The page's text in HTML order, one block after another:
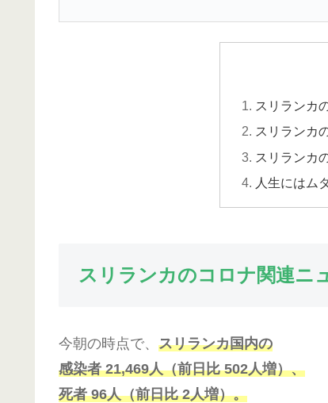
スリランカ
スリランカ
スリランカ
人生にはム
スリランカのコロナ関連ニ
今朝の時点で、 スリランカ国内の
感染者21,469人（前日比 502人増）、
死者 96人（前日比 2人増）。